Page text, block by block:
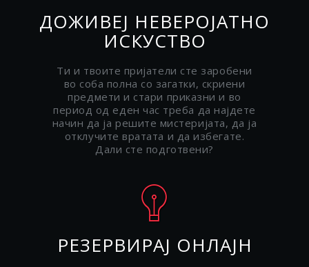
ДОЖИВЕЈ НЕВЕРОЈАТНО
ИСКУСТВО
Ти и твоите пријатели сте заробени
во соба полна со загатки, скриени
предмети и стари приказни и во
период од еден час треба да најдете
начин да ја решите мистеријата, да ја
отклучите вратата и да избегате.
Дали сте подготвени?
РЕЗЕРВИРАЈ ОНЛАЈН